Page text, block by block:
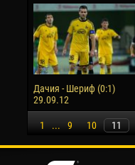
Дачия - Шериф (0:1)
29.09.12
1 ... 9 10 11